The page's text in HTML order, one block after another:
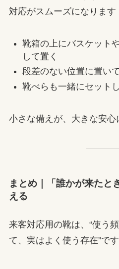
対応がスムーズになります
靴箱の上にバスケット
して置く
段差のない位置に置い
靴べらも一緒にセット
小さな備えが、大きな安心
まとめ｜「誰かが来たと
える
来客対応用の靴は、“使う
て、実はよく使う存在”です